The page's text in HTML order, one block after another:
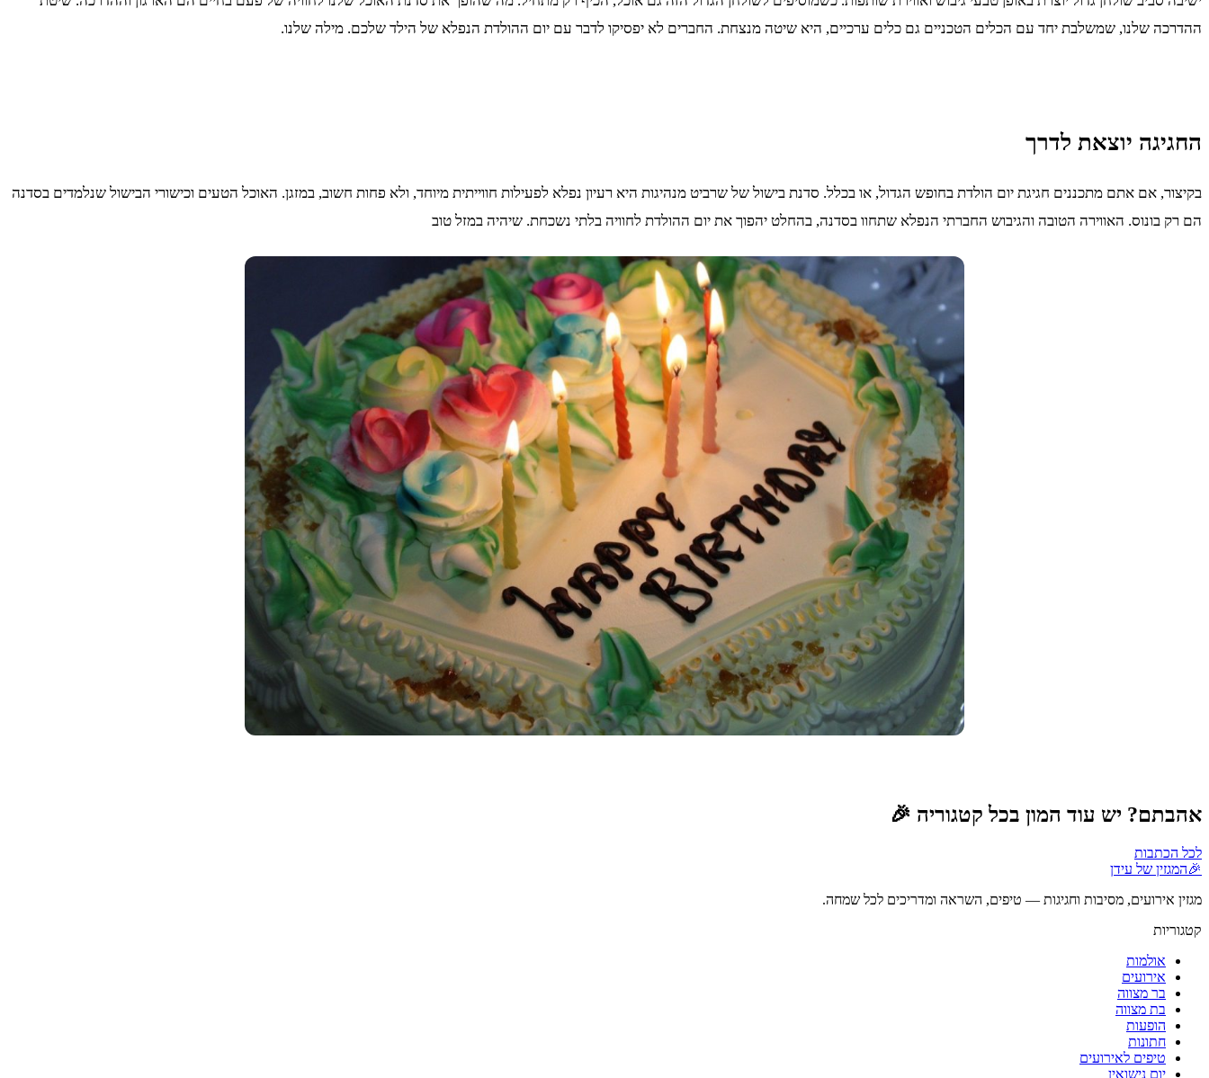
ההדרכה שלנו, שמשלבת יחד עם הכלים הטכניים גם כלים ערכיים, היא שיטה מנצחת. החברים לא יפסיקו לדבר עם יום ההולדת הנפלא של הילד שלכם. מילה שלנו.
החגיגה יוצאת לדרך
בקיצור, אם אתם מתכננים חגיגת יום הולדת בחופש הגדול, או בכלל. סדנת בישול של שרביט מנהיגות היא רעיון נפלא לפעילות חווייתית מיוחד, ולא פחות חשוב, במזגן. האוכל הטעים וכישורי הבישול שנלמדים בסדנה
הם רק בונוס. האווירה הטובה והגיבוש החברתי הנפלא שתחוו בסדנה, בהחלט יהפוך את יום ההולדת לחוויה בלתי נשכחת. שיהיה במזל טוב
אהבתם? יש עוד המון בכל קטגוריה 🎉
לכל הכתבות
🎉המגזין של עידן
מגזין אירועים, מסיבות וחגיגות — טיפים, השראה ומדריכים לכל שמחה.
קטגוריות
אולמות
אירועים
בר מצווה
בת מצווה
הופעות
חתונות
טיפים לאירועים
יום נישואין